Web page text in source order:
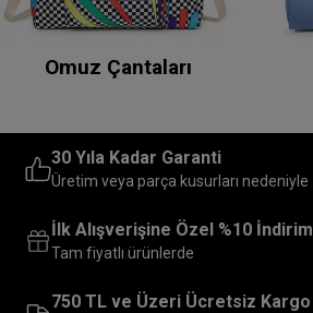
Omuz Çantaları
30 Yıla Kadar Garanti
Üretim veya parça kusurları nedeniyle
İlk Alışverişine Özel %10 İndirim
Tam fiyatlı ürünlerde
750 TL ve Üzeri Ücretsiz Kargo